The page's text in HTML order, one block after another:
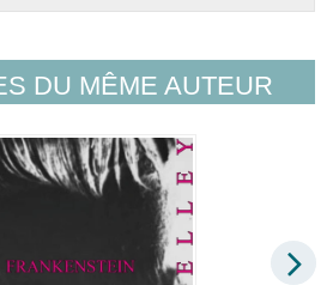
DU MÊME AUTEUR